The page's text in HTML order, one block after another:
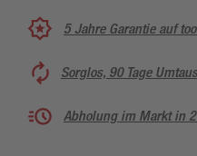
5 Jahre Garantie auf
Sorglos, 90 Tage
Abholung im Markt in